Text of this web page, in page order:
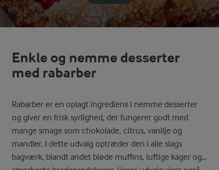
Enkle og nemme desserter
med rabarber
Rabarber er en oplagt ingrediens i nemme desserter
og giver en frisk syrlighed, der fungerer godt med
mange smage som chokolade, citrus, vanilje og
mandler. I dette udvalg optræder den i alle slags
bagværk, blandt andet bløde muffins, luftige kager og